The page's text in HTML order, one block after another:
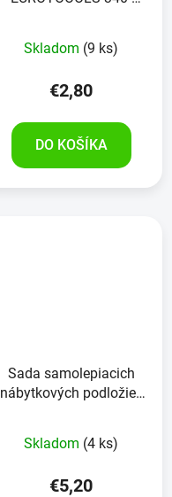
Skladom (9 ks)
€2,80
DO KOŠÍKA
Sada samolepiacich
nábytkových podložiek
kusov
Skladom (4 ks)
€5,20